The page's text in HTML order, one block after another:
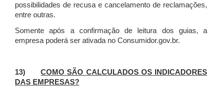
possibilidades de recusa e cancelamento de reclamações,
entre outras.
Somente após a confirmação de leitura dos guias, a
empresa poderá ser ativada no Consumidor.gov.br.
13)COMO SÃO CALCULADOS OS INDICADORES
DAS EMPRESAS?